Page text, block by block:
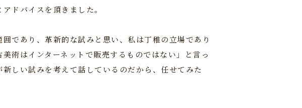
ドバイスを頂きました。
であり、革新的な試みと思い、私は丁稚の立場であり
術はインターネットで販売するものではない」と言っ
しい試みを考えて話しているのだから、任せてみた